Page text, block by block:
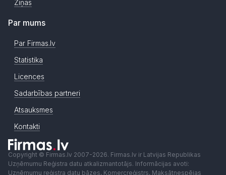
Ziņas
Par mums
Par Firmas.lv
Statistika
Licences
Sadarbības partneri
Atsauksmes
Kontakti
Copyright © Firmas.lv 2007-2026. Firmas.lv ir Latvijas Republikas
Uzņēmumu Reģistra datu atkalizmantotājs. Informācijas avoti:
Uzņēmumu reģistra datu bāzes, Komercreģistrs, Maksātnespējas